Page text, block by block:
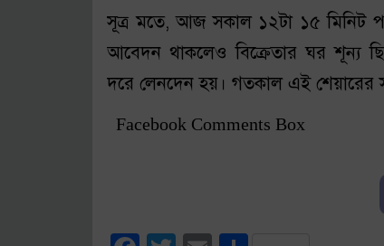
সূত্র মতে, আজ সকাল ১২টা ১৫ মিনিট
আবেদন থাকলেও বিক্রেতার ঘর শূন্য
দরে লেনদেন হয়। গতকাল এই শেয়ারের
Facebook Comments Box